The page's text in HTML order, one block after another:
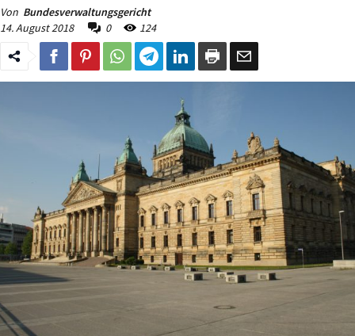
Von Bundesverwaltungsgericht
14. August 2018
0 124